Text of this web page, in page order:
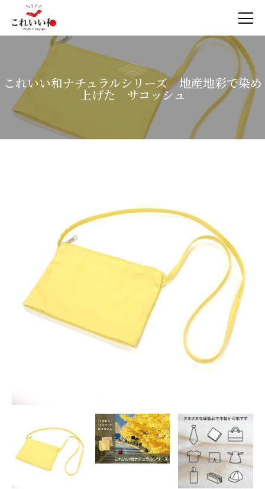
これいい和ナチュラルシリーズ 地産地彩で染め
上げた サコッシュ